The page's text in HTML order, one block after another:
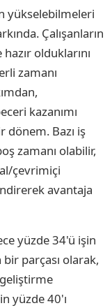
yükselebilmeleri
Çalışanların
olduklarını
zamanı
kazanımı
dönem. Bazı iş
zamanı olabilir,
çevrimiçi
avantaja
yüzde 34'ü işin
parçası olarak,
yüzde 40'ı